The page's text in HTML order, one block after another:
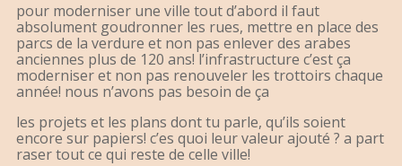
pour moderniser une ville tout d’abord il faut
absolument goudronner les rues, mettre en place des
parcs de la verdure et non pas enlever des arabes
anciennes plus de 120 ans! l’infrastructure c’est ça
moderniser et non pas renouveler les trottoirs chaque
année! nous n’avons pas besoin de ça
les projets et les plans dont tu parle, qu’ils soient
encore sur papiers! c’es quoi leur valeur ajouté ? a part
raser tout ce qui reste de celle ville!